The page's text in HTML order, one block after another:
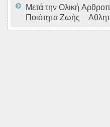
Μετά την Ολική
Ποιότητα Ζωής –